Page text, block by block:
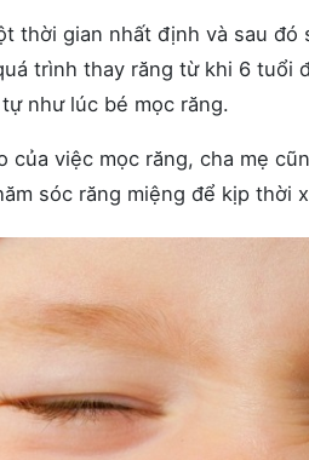
thời gian nhất định và sau
trình thay răng từ khi 6 tuổi
như lúc bé mọc răng.
của việc mọc răng, cha mẹ
sóc răng miệng để kịp thời